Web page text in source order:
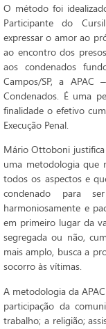
O método foi
Participante do
expressar o amor ao
ao encontro dos
aos condenados
Campos/SP, a APAC
Condenados. É uma
finalidade o efetivo
Execução Penal.
Mário Ottoboni justifica
uma metodologia que
todos os aspectos e
condenado para
harmoniosamente e
em primeiro lugar da
segregada ou não,
mais amplo, busca a
socorro às vítimas.
A metodologia da
participação da
trabalho; a religião;